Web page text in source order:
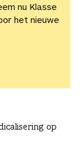
nu Klasse
het nieuwe
op